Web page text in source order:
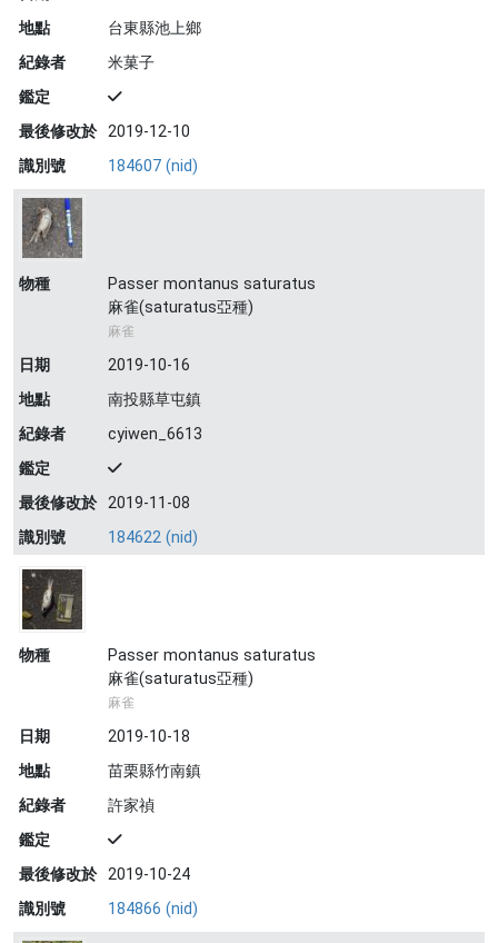
地點
台東縣池上鄉
紀錄者
米菓子
鑑定
最後修改於 2019-12-10
識別號
184607 (nid)
物種
Passer montanus saturatus
麻雀(saturatus亞種)
麻雀
日期
2019-10-16
地點
南投縣草屯鎮
紀錄者
cyiwen_6613
鑑定
最後修改於 2019-11-08
識別號
184622 (nid)
物種
Passer montanus saturatus
麻雀(saturatus亞種)
麻雀
日期
2019-10-18
地點
苗栗縣竹南鎮
紀錄者
許家禎
鑑定
最後修改於 2019-10-24
識別號
184866 (nid)